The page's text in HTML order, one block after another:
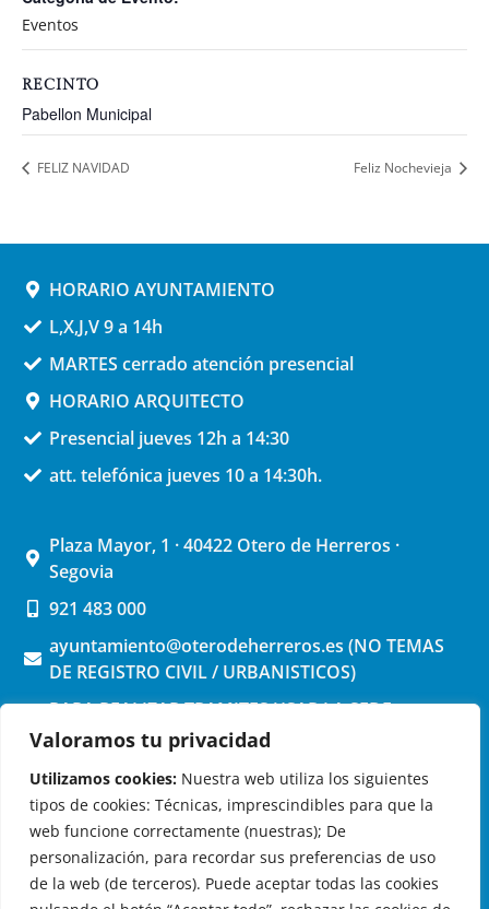
Valoramos tu privacidad
Utilizamos cookies: Nuestra web utiliza los siguientes
tipos de cookies: Técnicas, imprescindibles para que la
web funcione correctamente (nuestras); De
personalización, para recordar sus preferencias de uso
de la web (de terceros). Puede aceptar todas las cookies
Eventos
RECINTO
Pabellon Municipal
FELIZ NAVIDAD Feliz Nochevieja
HORARIO AYUNTAMIENTO
L,X,J,V 9 a 14h
MARTES cerrado atención presencial
HORARIO ARQUITECTO
Presencial jueves 12h a 14:30
att. telefónica jueves 10 a 14:30h.
Plaza Mayor, 1 · 40422 Otero de Herreros ·
Segovia
921 483 000
ayuntamiento@oterodeherreros.es (NO TEMAS
DE REGISTRO CIVIL / URBANISTICOS)
PARA REALIZAR TRAMITES USAR LA SEDE
ELECTRONICA (pinchar aquí)
OTERO DE HERREROS EN LAS REDES